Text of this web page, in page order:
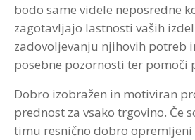
bodo same videle neposredne
zagotavljajo lastnosti vaših
zadovoljevanju njihovih potreb
posebne pozornosti ter pomoči
Dobro izobražen in motiviran
prednost za vsako trgovino. Če
timu resnično dobro opremljeni